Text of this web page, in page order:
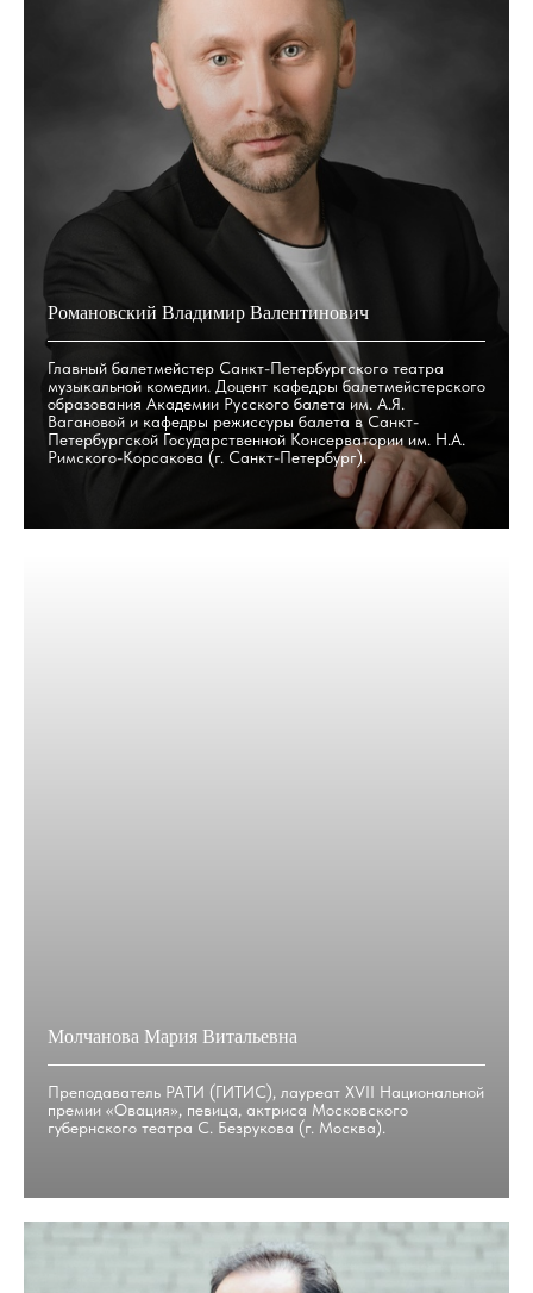
Романовский Владимир Валентинович
Главный балетмейстер Санкт-Петербургского театра
музыкальной комедии. Доцент кафедры балетмейстерского
образования Академии Русского балета им. А.Я.
Вагановой и кафедры режиссуры балета в Санкт-
Петербургской Государственной Консерватории им. Н.А.
Римского-Корсакова (г. Санкт-Петербург).
Молчанова Мария Витальевна
Преподаватель РАТИ (ГИТИС), лауреат XVII Национальной
премии «Овация», певица, актриса Московского
губернского театра С. Безрукова (г. Москва).